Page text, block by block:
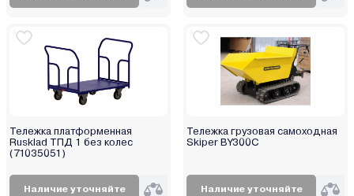
Тележка платформенная
Rusklad ТПД 1 без колес
(71035051)
Наличие уточняйте
Тележка грузовая самоходная
Skiper BY300C
Наличие уточняйте